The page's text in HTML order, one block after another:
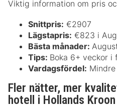
Viktig information om pris
Snittpris: €2907
Lägstapris: €823 i
Bästa månader:
Tips: Boka 6+ veckor
Vardagsfördel:
Fler nätter, mer
hotell i Hollands Kroon